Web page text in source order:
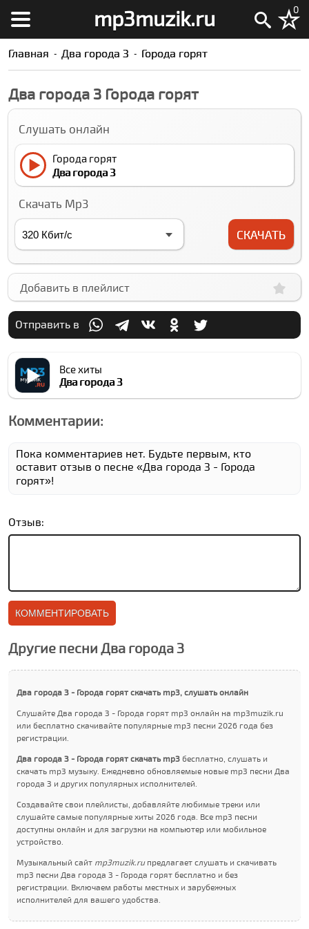
mp3muzik.ru 0
Главная Два города З Города горят
Два города З Города горят
Слушать онлайн
Города горят
Два города З
Скачать Mp3
СКАЧАТЬ
Добавить в плейлист
Отправить в
Все хиты
Два города З
Комментарии:
Пока комментариев нет. Будьте первым, кто
оставит отзыв о песне «Два города З - Города
горят»!
Отзыв:
Другие песни Два города З
Два города З - Города горят скачать mp3, слушать онлайн
Слушайте Два города З - Города горят mp3 онлайн на mp3muzik.ru
или бесплатно скачивайте популярные mp3 песни 2026 года без
регистрации.
Два города З - Города горят скачать mp3 бесплатно, слушать и
скачать mp3 музыку. Ежедневно обновляемые новые mp3 песни Два
города З и других популярных исполнителей.
Создавайте свои плейлисты, добавляйте любимые треки или
слушайте самые популярные хиты 2026 года. Все mp3 песни
доступны онлайн и для загрузки на компьютер или мобильное
устройство.
Музыкальный сайт mp3muzik.ruпредлагает слушать и скачивать
mp3 песни Два города З - Города горят бесплатно и без
регистрации. Включаем работы местных и зарубежных
исполнителей для вашего удобства.